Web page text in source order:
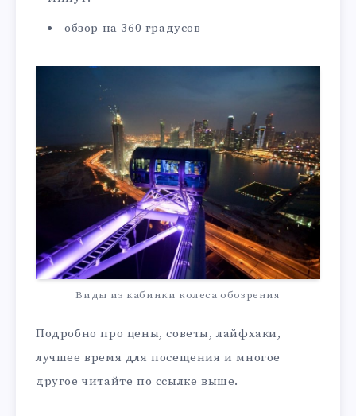
обзор на 360 градусов
Виды из кабинки колеса обозрения
Подробно про цены, советы, лайфхаки,
лучшее время для посещения и многое
другое читайте по ссылке выше.